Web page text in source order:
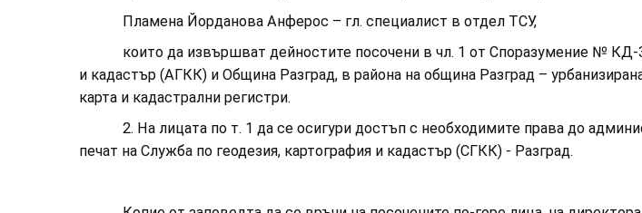
Пламена Йорданова Анферос – гл. специалист в отдел ТСУ,
които да извършват дейностите посочени в чл. 1 от Споразумение № КД-3-
и кадастър (АГКК) и Община Разград, в района на община Разград –
карта и кадастрални регистри.
2. На лицата по т. 1 да се осигури достъп с необходимите права до
печат на Служба по геодезия, картография и кадастър (СГКК) - Разград.